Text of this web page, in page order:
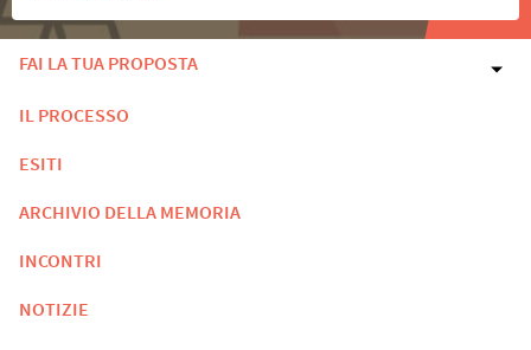
FAI LA TUA PROPOSTA
IL PROCESSO
ESITI
ARCHIVIO DELLA MEMORIA
INCONTRI
NOTIZIE